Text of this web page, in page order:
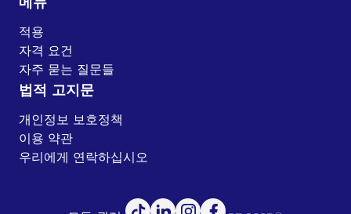
적용
자격 요건
자주 묻는 질문들
법적 고지문
개인정보 보호정책
이용 약관
우리에게 연락하십시오